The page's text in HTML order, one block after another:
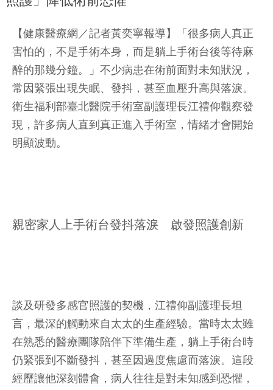
【健康醫療網／記者黃奕寧報導】「很多病人真正
害怕的，不是手術本身，而是躺上手術台後等待麻
醉的那幾分鐘。」不少病患在術前面對未知狀況，
常因緊張出現失眠、發抖，甚至血壓升高與落淚。
衛生福利部臺北醫院手術室副護理長江禮仰觀察發
現，許多病人直到真正進入手術室，情緒才會開始
明顯波動。
親密家人上手術台發抖落淚 啟發照護創新
談及研發多感官照護的契機，江禮仰副護理長坦
言，最深的觸動來自太太的生產經驗。當時太太雖
在熟悉的醫療團隊陪伴下準備生產，躺上手術台時
仍緊張到不斷發抖，甚至因過度焦慮而落淚。這段
經歷讓他深刻體會，病人往往是對未知感到恐懼，